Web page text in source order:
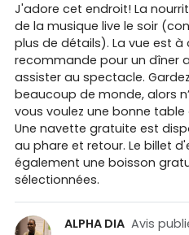
J'adore cet endroit! La
de la musique live le soir
plus de détails). La vue est à
recommande pour un dîner
assister au spectacle.
beaucoup de monde, alors
vous voulez une bonne table
Une navette gratuite est
au phare et retour. Le billet
également une boisson
sélectionnées.
ALPHA DIA Avis